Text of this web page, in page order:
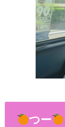
つー